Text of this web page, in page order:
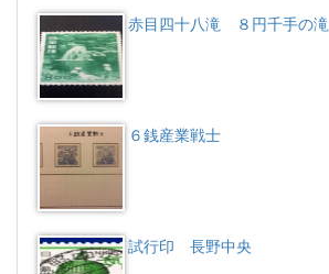
赤目四十八滝 ８円千手の滝
６銭産業戦士
試行印 長野中央